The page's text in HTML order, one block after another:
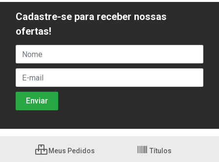
Cadastre-se para receber nossas
ofertas!
Meus Pedidos Títulos